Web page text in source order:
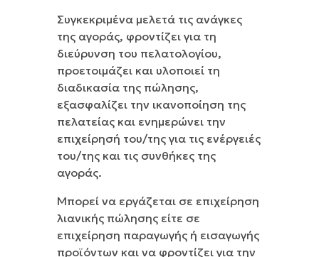
Συγκεκριμένα μελετά τις ανάγκες
της αγοράς, φροντίζει για τη
διεύρυνση του πελατολογίου,
προετοιμάζει και υλοποιεί τη
διαδικασία της πώλησης,
εξασφαλίζει την ικανοποίηση της
πελατείας και ενημερώνει την
επιχείρησή του/της για τις ενέργειές
του/της και τις συνθήκες της
αγοράς.
Μπορεί να εργάζεται σε επιχείρηση
λιανικής πώλησης είτε σε
επιχείρηση παραγωγής ή εισαγωγής
προϊόντων και να φροντίζει για την